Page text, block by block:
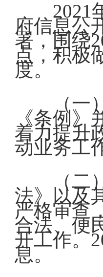
2021
府信息公
署，围绕
点，积极
度。
（
《条例》
着力提升
动业务工
（
法》以及
严格审查
合法、便
开工作。
息。